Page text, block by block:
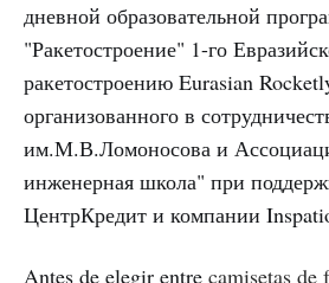
дневной образовательной
"Ракетостроение" 1-го
ракетостроению Eurasian
организованного в
им.М.В.Ломоносова и
инженерная школа" при
ЦентрКредит и компании
Antes de elegir entre camisetas de